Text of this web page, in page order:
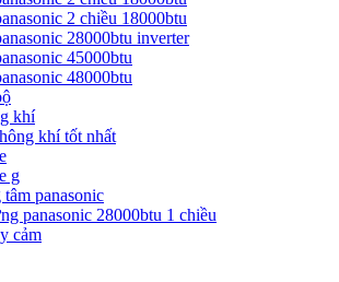
2 chiều 18000btu
28000btu inverter
45000btu
48000btu
khí
khí tốt nhất
g
panasonic
panasonic 28000btu 1 chiều
cảm